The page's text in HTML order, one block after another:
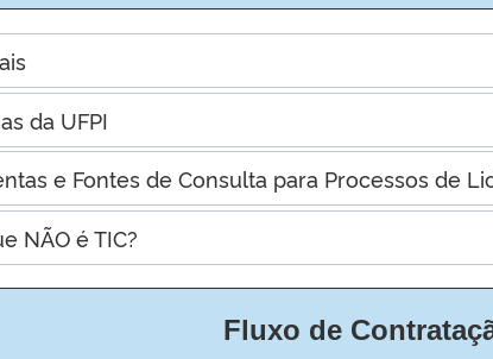
da UFPI
e Fontes de Consulta para Processos de
NÃO é TIC?
Fluxo de